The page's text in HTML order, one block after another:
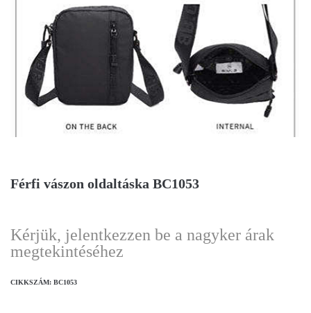
Férfi vászon oldaltáska BC1053
Kérjük, jelentkezzen be a nagyker árak
megtekintéséhez
CIKKSZÁM: BC1053